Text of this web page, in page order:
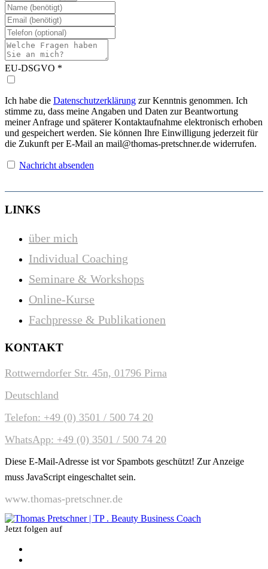
EU-DSGVO *
Ich habe die Datenschutzerklärung zur Kenntnis genommen. Ich
stimme zu, dass meine Angaben und Daten zur Beantwortung
meiner Anfrage und späterer Kontaktaufnahme elektronisch erhoben
und gespeichert werden. Sie können Ihre Einwilligung jederzeit für
die Zukunft per E-Mail an mail@thomas-pretschner.de widerrufen.
Nachricht absenden
LINKS
über mich
Individual Coaching
Seminare & Workshops
Online-Kurse
Fachpresse & Publikationen
KONTAKT
Rottwerndorfer Str. 45n, 01796 Pirna
Deutschland
Telefon: +49 (0) 3501 / 500 74 20
WhatsApp: +49 (0) 3501 / 500 74 20
Diese E-Mail-Adresse ist vor Spambots geschützt! Zur Anzeige
muss JavaScript eingeschaltet sein.
www.thomas-pretschner.de
Jetzt folgen auf